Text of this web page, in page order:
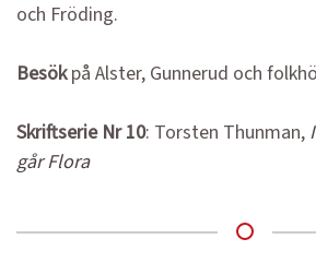
och Fröding.
Besökpå Alster, Gunnerud och
Skriftserie Nr 10: Torsten Thunman,
går Flora